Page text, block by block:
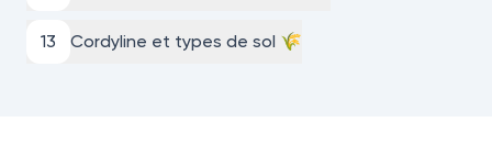
13 Cordyline et types de sol 🌾